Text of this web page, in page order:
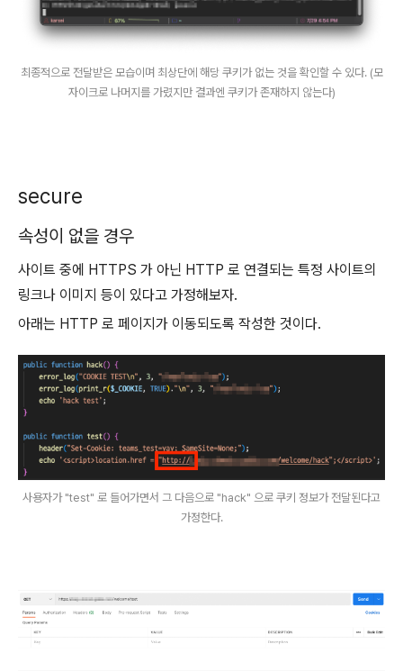
최종적으로 전달받은 모습이며 최상단에 해당 쿠키가 없는 것을 확인할 수 있다. (모
자이크로 나머지를 가렸지만 결과엔 쿠키가 존재하지 않는다)
secure
속성이 없을 경우
사이트 중에 HTTPS 가 아닌 HTTP 로 연결되는 특정 사이트의
링크나 이미지 등이 있다고 가정해보자.
아래는 HTTP 로 페이지가 이동되도록 작성한 것이다.
사용자가 "test" 로 들어가면서 그 다음으로 "hack" 으로 쿠키 정보가 전달된다고
가정한다.